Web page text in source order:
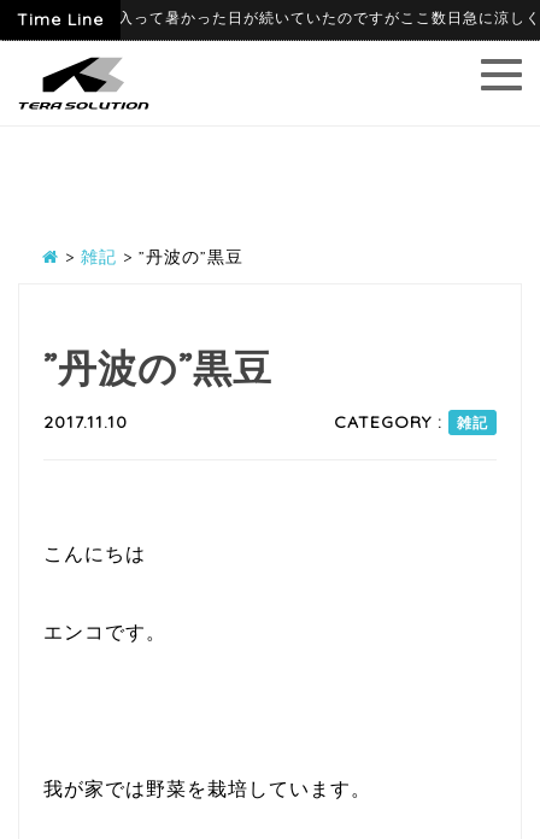
Time Line
06-09 6月に入って暑かった日が続いていたのですがここ数日急に涼しく
> 雑記 > ”丹波の”黒豆
”丹波の”黒豆
2017.11.10 CATEGORY : 雑記
こんにちは
エンコです。
我が家では野菜を栽培しています。